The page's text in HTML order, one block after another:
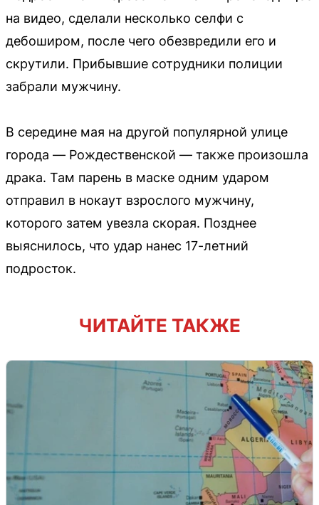
на видео, сделали несколько селфи с
дебоширом, после чего обезвредили его и
скрутили. Прибывшие сотрудники полиции
забрали мужчину.
В середине мая на другой популярной улице
города — Рождественской — также произошла
драка. Там парень в маске одним ударом
отправил в нокаут взрослого мужчину,
которого затем увезла скорая. Позднее
выяснилось, что удар нанес 17-летний
подросток.
ЧИТАЙТЕ ТАКЖЕ